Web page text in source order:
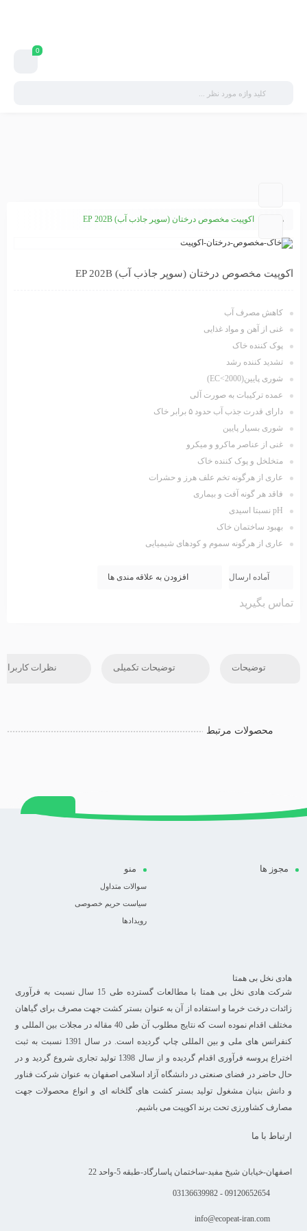
0
همه اکوپیت مخصوص درختان (سوپر جاذب آب) EP 202B
اکوپیت مخصوص درختان (سوپر جاذب آب) EP 202B
کاهش مصرف آب
غنی از آهن و مواد غذایی
پوک کننده خاک
تشدید کننده رشد
شوری پایین(EC<2000)
عمده ترکیبات به صورت آلی
دارای قدرت جذب آب حدود ۵ برابر خاک
شوری بسیار پایین
غنی از عناصر ماکرو و میکرو
متخلخل و پوک کننده خاک
عاری از هرگونه تخم علف هرز و حشرات
فاقد هر گونه آفت و بیماری
pH نسبتا اسیدی
بهبود ساختمان خاک
عاری از هرگونه سموم و کودهای شیمیایی
آماده ارسال افزودن به علاقه مندی ها
تماس بگیرید
توضیحات توضیحات تکمیلی نظرات کاربران
محصولات مرتبط
مجوز ها منو
سوالات متداول
سیاست حریم خصوصی
رویدادها
هادی نخل بی همتا
شرکت هادی نخل بی همتا با مطالعات گسترده طی 15 سال نسبت به فرآوری
زائدات درخت خرما و استفاده از آن به عنوان بستر کشت جهت مصرف برای گیاهان
مختلف اقدام نموده است که نتایج مطلوب آن طی 40 مقاله در مجلات بین المللی و
کنفرانس های ملی و بین المللی چاپ گردیده است. در سال 1391 نسبت به ثبت
اختراع پروسه فرآوری اقدام گردیده و از سال 1398 تولید تجاری شروع گردید و در
حال حاضر در فضای صنعتی در دانشگاه آزاد اسلامی اصفهان به عنوان شرکت فناور
و دانش بنیان مشغول تولید بستر کشت های گلخانه ای و انواع محصولات جهت
مصارف کشاورزی تحت برند اکوپیت می باشیم.
ارتباط با ما
اصفهان-خیابان شیخ مفید-ساختمان پاسارگاد-طبقه 5-واحد 22
09120652654 - 03136639982
info@ecopeat-iran.com